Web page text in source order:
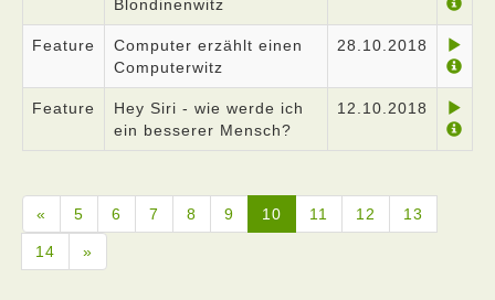
Blondinenwitz
Feature
Computer erzählt einen
Computerwitz
28.10.2018
Feature
Hey Siri - wie werde ich
ein besserer Mensch?
12.10.2018
« 5 6 7 8 9 10 11 12 13
14 »